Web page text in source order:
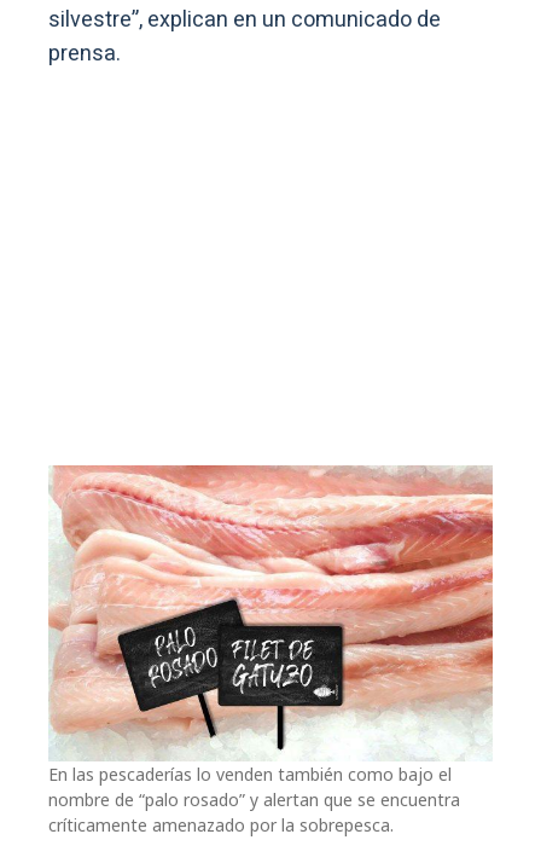
silvestre”, explican en un comunicado de
prensa.
En las pescaderías lo venden también como bajo el
nombre de “palo rosado” y alertan que se encuentra
críticamente amenazado por la sobrepesca.